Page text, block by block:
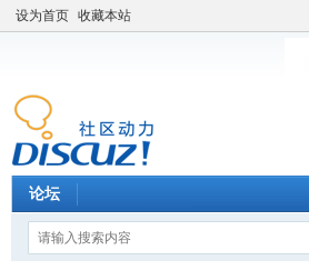
设为首页 收藏本站
论坛